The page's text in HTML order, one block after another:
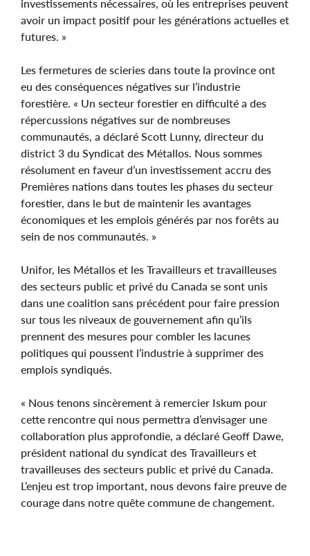
investissements nécessaires, où les entreprises peuvent
avoir un impact positif pour les générations actuelles et
futures. »
Les fermetures de scieries dans toute la province ont
eu des conséquences négatives sur l’industrie
forestière. « Un secteur forestier en difficulté a des
répercussions négatives sur de nombreuses
communautés, a déclaré Scott Lunny, directeur du
district 3 du Syndicat des Métallos. Nous sommes
résolument en faveur d’un investissement accru des
Premières nations dans toutes les phases du secteur
forestier, dans le but de maintenir les avantages
économiques et les emplois générés par nos forêts au
sein de nos communautés. »
Unifor, les Métallos et les Travailleurs et travailleuses
des secteurs public et privé du Canada se sont unis
dans une coalition sans précédent pour faire pression
sur tous les niveaux de gouvernement afin qu’ils
prennent des mesures pour combler les lacunes
politiques qui poussent l’industrie à supprimer des
emplois syndiqués.
« Nous tenons sincèrement à remercier Iskum pour
cette rencontre qui nous permettra d’envisager une
collaboration plus approfondie, a déclaré Geoff Dawe,
président national du syndicat des Travailleurs et
travailleuses des secteurs public et privé du Canada.
L’enjeu est trop important, nous devons faire preuve de
courage dans notre quête commune de changement.